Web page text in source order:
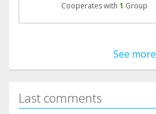
Cooperates with 1 Group
See more
Last comments